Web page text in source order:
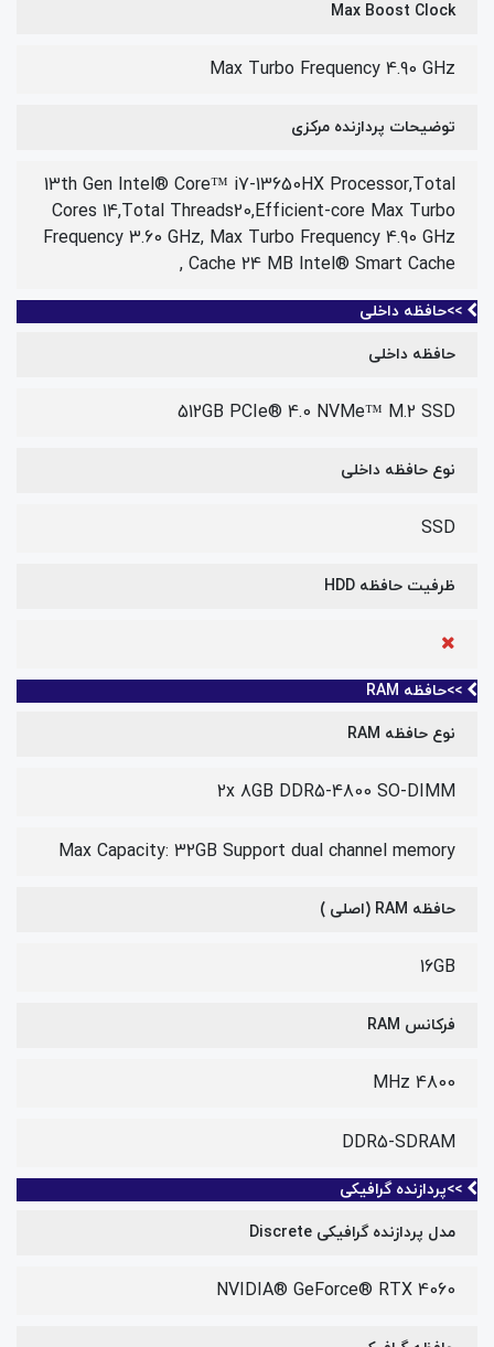
Max Boost Clock
Max Turbo Frequency 4.90 GHz
توضیحات پردازنده مرکزی
13th Gen Intel® Core™ i7-13650HX Processor,Total
Cores 14,Total Threads20,Efficient-core Max Turbo
Frequency 3.60 GHz, Max Turbo Frequency 4.90 GHz
, Cache 24 MB Intel® Smart Cache
>>حافظه داخلی
حافظه داخلی
512GB PCIe® 4.0 NVMe™ M.2 SSD
نوع حافظه داخلی
SSD
ظرفیت حافظه HDD
>>حافظه RAM
نوع حافظه RAM
2x 8GB DDR5-4800 SO-DIMM
Max Capacity: 32GB Support dual channel memory
حافظه RAM (اصلی )
16GB
فرکانس RAM
4800 MHz
DDR5-SDRAM
>>پردازنده گرافیکی
مدل پردازنده گرافیکی Discrete
NVIDIA® GeForce® RTX 4060